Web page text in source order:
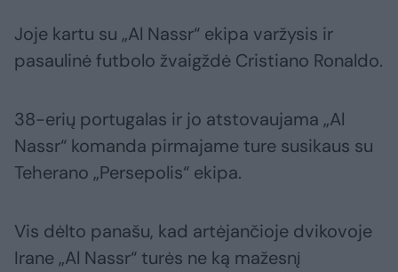
Joje kartu su „Al Nassr“ ekipa varžysis ir
pasaulinė futbolo žvaigždė Cristiano Ronaldo.
38-erių portugalas ir jo atstovaujama „Al
Nassr“ komanda pirmajame ture susikaus su
Teherano „Persepolis“ ekipa.
Vis dėlto panašu, kad artėjančioje dvikovoje
Irane „Al Nassr“ turės ne ką mažesnį